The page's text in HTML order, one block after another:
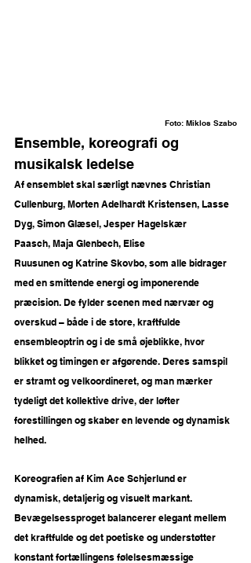
Foto: Miklos Szabo
Ensemble, koreografi og
musikalsk ledelse
Af ensemblet skal særligt nævnes Christian
Cullenburg, Morten Adelhardt Kristensen, Lasse
Dyg, Simon Glæsel, Jesper Hagelskær
Paasch, Maja Glenbech, Elise
Ruusunen og Katrine Skovbo, som alle bidrager
med en smittende energi og imponerende
præcision. De fylder scenen med nærvær og
overskud – både i de store, kraftfulde
ensembleoptrin og i de små øjeblikke, hvor
blikket og timingen er afgørende. Deres samspil
er stramt og velkoordineret, og man mærker
tydeligt det kollektive drive, der løfter
forestillingen og skaber en levende og dynamisk
helhed.
Koreografien af Kim Ace Schjerlund er
dynamisk, detaljerig og visuelt markant.
Bevægelsessproget balancerer elegant mellem
det kraftfulde og det poetiske og understøtter
konstant fortællingens følelsesmæssige